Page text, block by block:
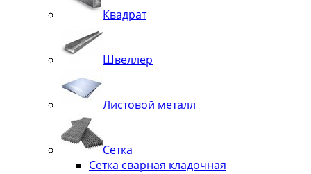
Квадрат
Швеллер
Листовой металл
Сетка
Сетка сварная кладочная